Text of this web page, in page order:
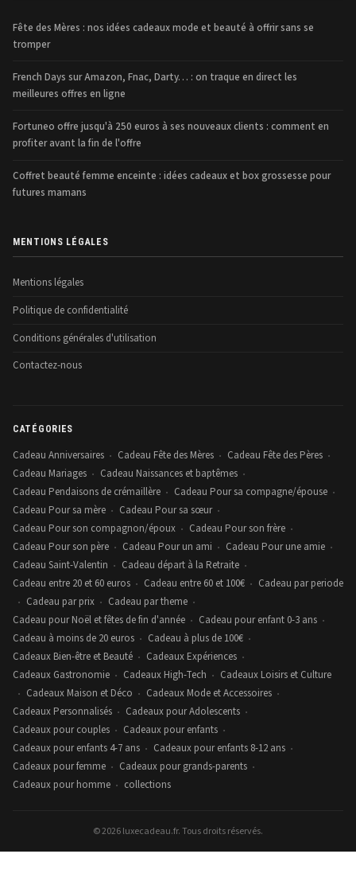
Fête des Mères : nos idées cadeaux mode et beauté à offrir sans se
tromper
French Days sur Amazon, Fnac, Darty… : on traque en direct les
meilleures offres en ligne
Fortuneo offre jusqu'à 250 euros à ses nouveaux clients : comment en
profiter avant la fin de l'offre
Coffret beauté femme enceinte : idées cadeaux et box grossesse pour
futures mamans
MENTIONS LÉGALES
Mentions légales
Politique de confidentialité
Conditions générales d'utilisation
Contactez-nous
CATÉGORIES
Cadeau Anniversaires • Cadeau Fête des Mères • Cadeau Fête des Pères •
Cadeau Mariages • Cadeau Naissances et baptêmes •
Cadeau Pendaisons de crémaillère • Cadeau Pour sa compagne/épouse •
Cadeau Pour sa mère • Cadeau Pour sa sœur •
Cadeau Pour son compagnon/époux • Cadeau Pour son frère •
Cadeau Pour son père • Cadeau Pour un ami • Cadeau Pour une amie •
Cadeau Saint-Valentin • Cadeau départ à la Retraite •
Cadeau entre 20 et 60 euros • Cadeau entre 60 et 100€ • Cadeau par periode
• Cadeau par prix • Cadeau par theme •
Cadeau pour Noël et fêtes de fin d'année • Cadeau pour enfant 0-3 ans •
Cadeau à moins de 20 euros • Cadeau à plus de 100€ •
Cadeaux Bien-être et Beauté • Cadeaux Expériences •
Cadeaux Gastronomie • Cadeaux High-Tech • Cadeaux Loisirs et Culture
• Cadeaux Maison et Déco • Cadeaux Mode et Accessoires •
Cadeaux Personnalisés • Cadeaux pour Adolescents •
Cadeaux pour couples • Cadeaux pour enfants •
Cadeaux pour enfants 4-7 ans • Cadeaux pour enfants 8-12 ans •
Cadeaux pour femme • Cadeaux pour grands-parents •
Cadeaux pour homme • collections
© 2026 luxecadeau.fr. Tous droits réservés.